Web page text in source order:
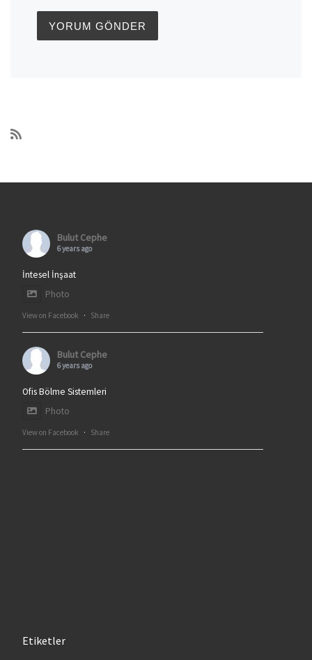
Bulut Cephe
6 years ago
İntesel İnşaat
Photo
View on Facebook · Share
Bulut Cephe
6 years ago
Ofis Bölme Sistemleri
Photo
View on Facebook · Share
Etiketler